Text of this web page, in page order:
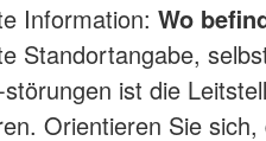
Information: Wo
Standortangabe,
ist die
Orientieren Sie